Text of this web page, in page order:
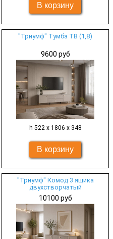
"Триумф" Тумба ТВ (1,8)
9600 руб
h 522 х 1806 х 348
"Триумф" Комод 3 ящика
двухстворчатый
10100 руб